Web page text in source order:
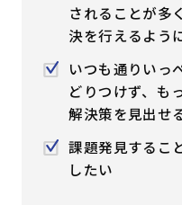
されることが多
決を行えるよう
いつも通りいっ
どりつけず、も
解決策を見出せ
課題発見するこ
したい